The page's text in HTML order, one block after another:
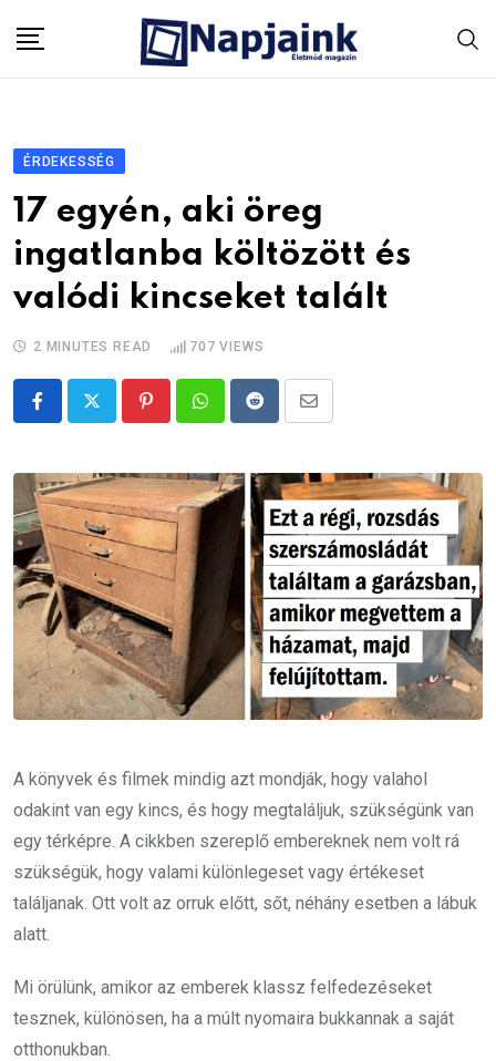
ÉRDEKESSÉG
17 egyén, aki öreg
ingatlanba költözött és
valódi kincseket talált
2 MINUTES READ 707 VIEWS
PinterestWhatsappRedditShare
Email
A könyvek és filmek mindig azt mondják, hogy valahol
odakint van egy kincs, és hogy megtaláljuk, szükségünk van
egy térképre. A cikkben szereplő embereknek nem volt rá
szükségük, hogy valami különlegeset vagy értékeset
találjanak. Ott volt az orruk előtt, sőt, néhány esetben a lábuk
alatt.
Mi örülünk, amikor az emberek klassz felfedezéseket
tesznek, különösen, ha a múlt nyomaira bukkannak a saját
otthonukban.